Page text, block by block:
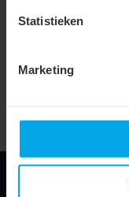
Statistieken
Marketing